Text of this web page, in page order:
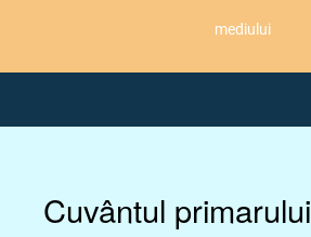
mediului
Cuvântul primarului